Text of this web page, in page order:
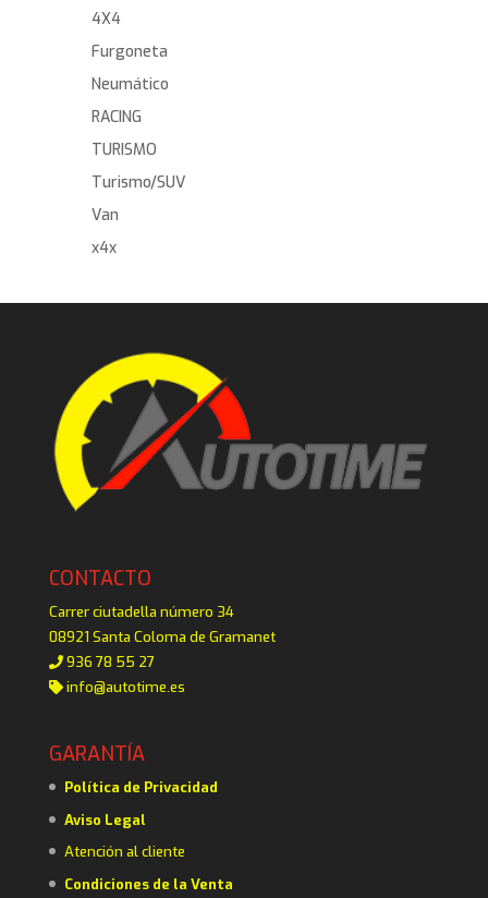
4X4
Furgoneta
Neumático
RACING
TURISMO
Turismo/SUV
Van
x4x
CONTACTO
Carrer ciutadella número 34
08921 Santa Coloma de Gramanet
936 78 55 27
info@autotime.es
GARANTÍA
Política de Privacidad
Aviso Legal
Atención al cliente
Condiciones de la Venta